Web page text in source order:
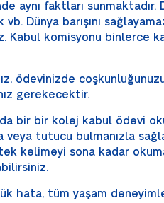
aynı faktları sunmaktadır.
Dünya barışını
Kabul komisyonu binlerce
ödevinizde coşkunluğunuzu
gerekecektir.
bir bir kolej kabul ödevi
veya tutucu bulmanızla
kelimeyi sona kadar
hata, tüm yaşam